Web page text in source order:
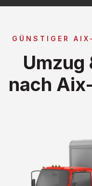
GÜNSTIGER
Umzug
nach